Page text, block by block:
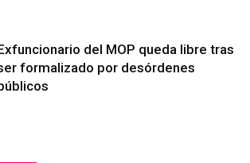
del MOP queda libre tras
formalizado por desórdenes